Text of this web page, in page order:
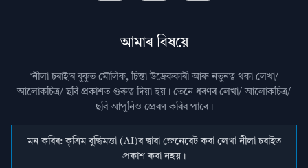
আমাৰ বিষয়ে
‘নীলা চৰাই’ৰ বুকুত মৌলিক, চিন্তা উদ্রেককাৰী আৰু নতুনত্ব থকা লেখা/
আলোকচিত্ৰ/ ছবি প্রকাশত গুৰুত্ব দিয়া হয়। তেনে ধৰণৰ লেখা/ আলোকচিত্ৰ/
ছবি আপুনিও প্রেৰণ কৰিব পাৰে।
মন কৰিব: কৃত্ৰিম বুদ্ধিমত্তা (AI)ৰ দ্বাৰা জেনেৰেট কৰা লেখা নীলা চৰাইত
প্ৰকাশ কৰা নহয়।